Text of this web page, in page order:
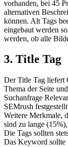
vorhanden, bei 45
alternativen
können. Alt Tags
eingebaut werden
werden, ob alle
3. Title Tag
Der Title Tag liefert
Thema der Seite
Suchanfrage
SEMrush
Weitere Merkmale,
sind zu lange
Die Tags sollten
Das Keyword sollte